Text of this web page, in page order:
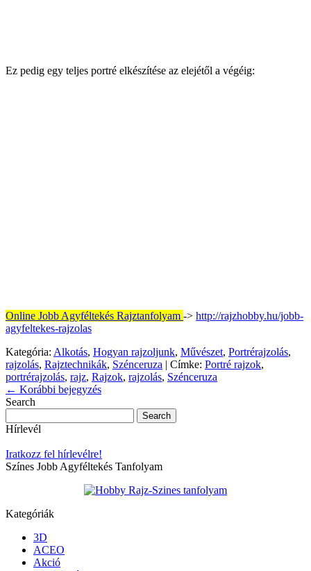
Ez pedig egy teljes portré elkészítése az elejétől a végéig:
Online Jobb Agyféltekés Rajztanfolyam -> http://rajzhobby.hu/jobb-
agyfeltekes-rajzolas
Kategória: Alkotás, Hogyan rajzoljunk, Művészet, Portrérajzolás,
rajzolás, Rajztechnikák, Szénceruza | Címke: Portré rajzok,
portrérajzolás, rajz, Rajzok, rajzolás, Szénceruza
← Korábbi bejegyzés
Search
Hírlevél
Iratkozz fel hírlevélre!
Színes Jobb Agyféltekés Tanfolyam
Kategóriák
3D
ACEO
Akció